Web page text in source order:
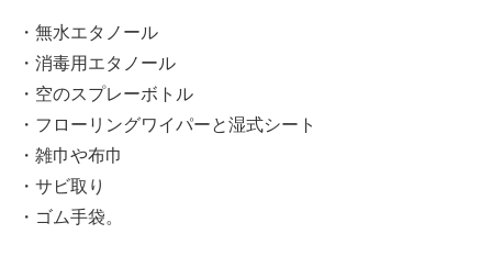
・無水エタノール
・消毒用エタノール
・空のスプレーボトル
・フローリングワイパーと湿式シート
・雑巾や布巾
・サビ取り
・ゴム手袋。